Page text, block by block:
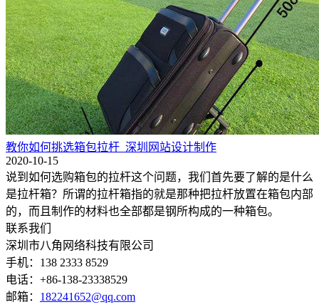
教你如何挑选箱包拉杆_深圳网站设计制作
2020-10-15
说到如何选购箱包的拉杆这个问题，我们首先要了解的是什么
是拉杆箱？所谓的拉杆箱指的就是那种把拉杆放置在箱包内部
的，而且制作的材料也全部都是钢所构成的一种箱包。
联系我们
深圳市八角网络科技有限公司
手机：138 2333 8529
电话：+86-138-23338529
邮箱： 182241652@qq.com